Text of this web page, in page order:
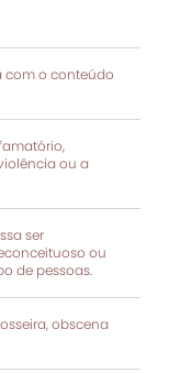
com o conteúdo
ou a
ser
ou
de pessoas.
obscena